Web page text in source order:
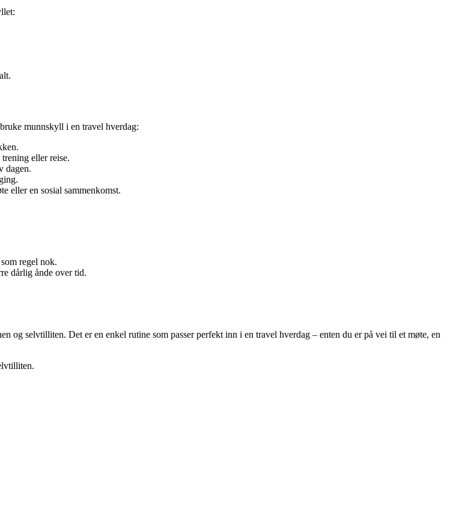
munnskyll i en travel hverdag:
eller reise.
dagen.
eller en sosial sammenkomst.
regel nok.
dårlig ånde over tid.
selvtilliten. Det er en enkel rutine som passer perfekt inn i en travel hverdag – enten du er på vei til et møte, en